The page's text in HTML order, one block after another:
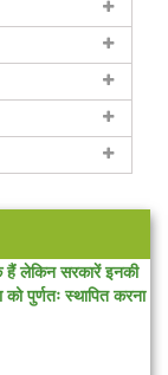
हैं लेकिन सरकारें इनकी
को पुर्णतः स्थापित करना